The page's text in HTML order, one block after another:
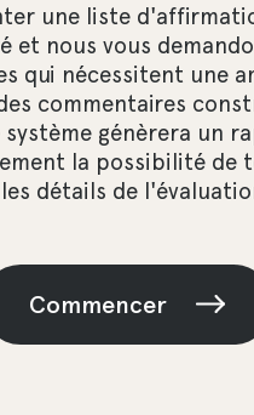
une liste
et nous vous
qui nécessitent une
commentaires
génèrera un
la possibilité de
détails de
Commencer